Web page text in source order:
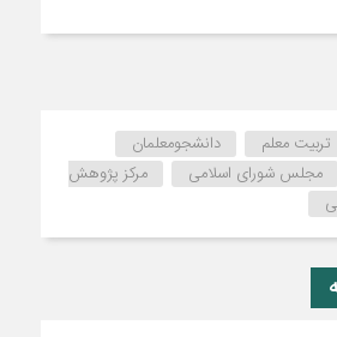
تربیت معلم
دانشجومعلمان
مجلس شورای اسلامی
مرکز پژوهش